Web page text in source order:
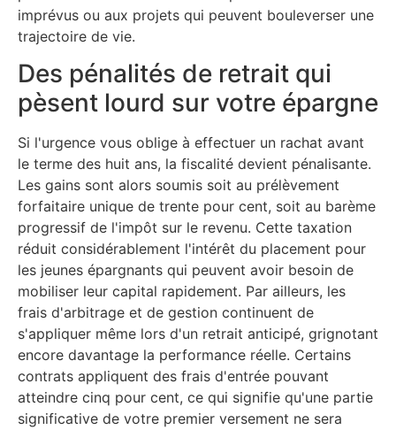
imprévus ou aux projets qui peuvent bouleverser une
trajectoire de vie.
Des pénalités de retrait qui
pèsent lourd sur votre épargne
Si l'urgence vous oblige à effectuer un rachat avant
le terme des huit ans, la fiscalité devient pénalisante.
Les gains sont alors soumis soit au prélèvement
forfaitaire unique de trente pour cent, soit au barème
progressif de l'impôt sur le revenu. Cette taxation
réduit considérablement l'intérêt du placement pour
les jeunes épargnants qui peuvent avoir besoin de
mobiliser leur capital rapidement. Par ailleurs, les
frais d'arbitrage et de gestion continuent de
s'appliquer même lors d'un retrait anticipé, grignotant
encore davantage la performance réelle. Certains
contrats appliquent des frais d'entrée pouvant
atteindre cinq pour cent, ce qui signifie qu'une partie
significative de votre premier versement ne sera